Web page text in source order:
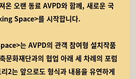
온 오랜 동료 AVPD와 함께, 새로운 국
Space>를 시작합니다.
는 AVPD의 관객 참여형 설치작품
문화재단과의 협업 아래 세 차례의 포럼
2는 앞으로도 형식과 내용을 유연하게